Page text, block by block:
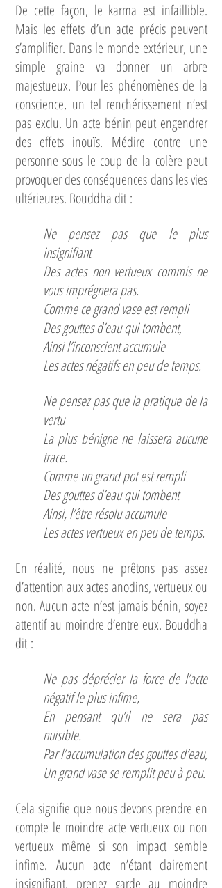
De cette façon, le karma est infaillible.
Mais les effets d’un acte précis peuvent
s’amplifier. Dans le monde extérieur, une
simple graine va donner un arbre
majestueux. Pour les phénomènes de la
conscience, un tel renchérissement n’est
pas exclu. Un acte bénin peut engendrer
des effets inouïs. Médire contre une
personne sous le coup de la colère peut
provoquer des conséquences dans les vies
ultérieures. Bouddha dit :
Ne pensez pas que le plus
insignifiant
Des actes non vertueux commis ne
vous imprégnera pas.
Comme ce grand vase est rempli
Des gouttes d’eau qui tombent,
Ainsi l’inconscient accumule
Les actes négatifs en peu de temps.
Ne pensez pas que la pratique de la
vertu
La plus bénigne ne laissera aucune
trace.
Comme un grand pot est rempli
Des gouttes d’eau qui tombent
Ainsi, l’être résolu accumule
Les actes vertueux en peu de temps.
En réalité, nous ne prêtons pas assez
d’attention aux actes anodins, vertueux ou
non. Aucun acte n’est jamais bénin, soyez
attentif au moindre d’entre eux. Bouddha
dit :
Ne pas déprécier la force de l’acte
négatif le plus infime,
En pensant qu’il ne sera pas
nuisible.
Par l’accumulation des gouttes d’eau,
Un grand vase se remplit peu à peu.
Cela signifie que nous devons prendre en
compte le moindre acte vertueux ou non
vertueux même si son impact semble
infime. Aucun acte n’étant clairement
insignifiant, prenez garde au moindre